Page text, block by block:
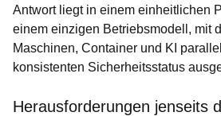
Antwort liegt in einem einheitlichen
einem einzigen Betriebsmodell, mit
Maschinen, Container und KI
konsistenten Sicherheitsstatus
Herausforderungen jenseits